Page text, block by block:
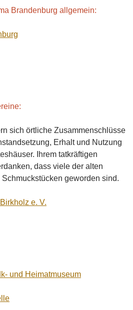
Brandenburg allgemein:
sich örtliche Zusammenschlüsse
Erhalt und Nutzung
Ihrem tatkräftigen
dass viele der alten
geworden sind.
e. V.
und Heimatmuseum